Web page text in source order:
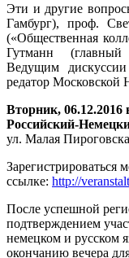
Эти и другие
Гамбург), проф.
(«Общественная
Гутманн (главный
Ведущим
редатор Московской
Вторник, 06.12.2016
Российский-
ул. Малая
Зарегистрироваться
ссылке: http://
После успешной
подтверждением
немецком и русском
окончанию вечера